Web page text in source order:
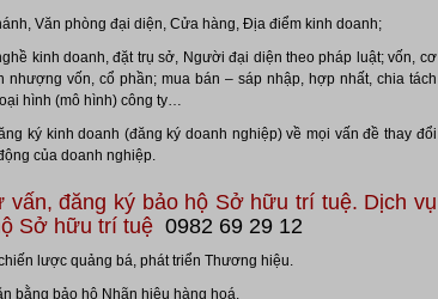
Văn phòng đại diện, Cửa hàng, Địa điểm kinh doanh;
kinh doanh, đặt trụ sở, Người đại diện theo pháp luật; vốn, cơ
nhượng vốn, cổ phần; mua bán – sáp nhập, hợp nhất, chia tách
hình (mô hình) công ty…
ký kinh doanh (đăng ký doanh nghiệp) về mọi vấn đề thay đổi
của doanh nghiệp.
vấn, đăng ký bảo hộ Sở hữu trí tuệ. Dịch vụ
Sở hữu trí tuệ 0982 69 29 12
lược quảng bá, phát triển Thương hiệu.
bằng bảo hộ Nhãn hiệu hàng hoá.